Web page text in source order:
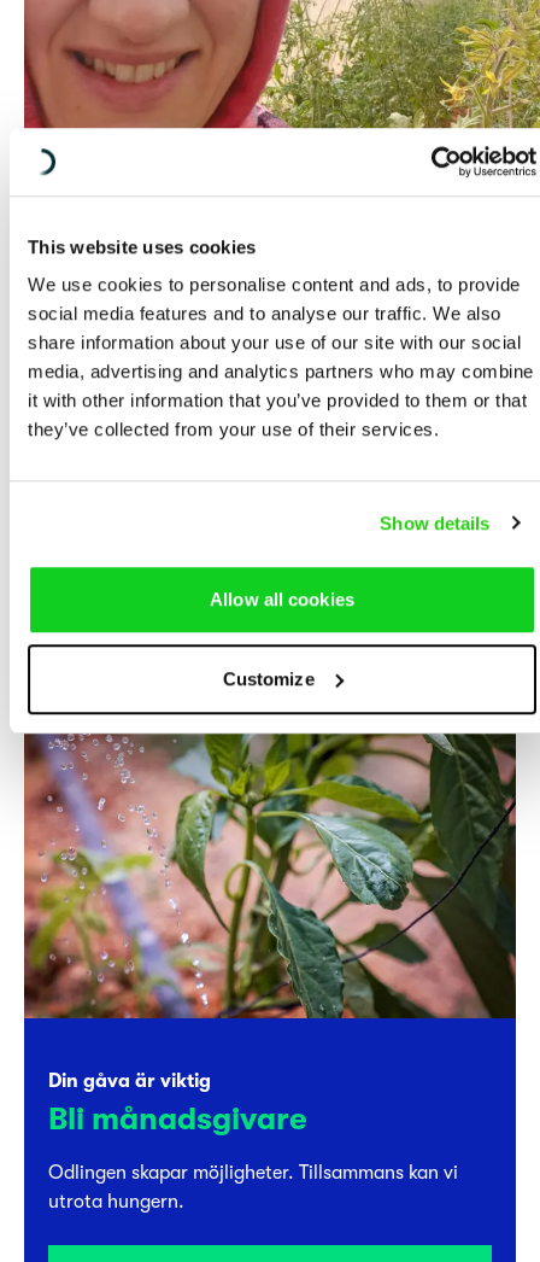
This website uses cookies
We use cookies to personalise content and ads, to provide
social media features and to analyse our traffic. We also
share information about your use of our site with our social
media, advertising and analytics partners who may combine
it with other information that you’ve provided to them or that
they’ve collected from your use of their services.
Show details
Allow all cookies
Customize
Reflektion: En utbildning för
klimatsmart odling
Anna Eggelind från Diakonia har besökt
Växthusprojektet. Hon möts av ett kargt
landskap som inte alls verkar lämpat att odla
i. Läs hennes berättelse från ett land där
klimatförändringarna är påtagliga men där
Din gåva är viktig
Bli månadsgivare
Odlingen skapar möjligheter. Tillsammans kan vi
utrota hungern.